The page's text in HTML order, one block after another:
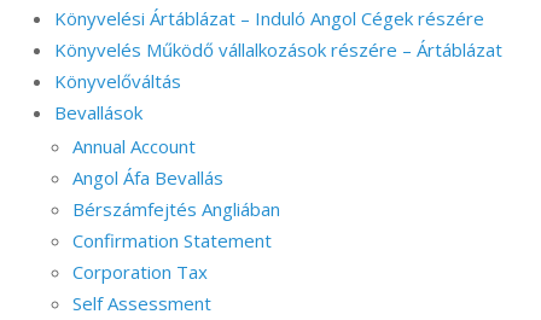
Könyvelési Ártáblázat – Induló Angol Cégek részére
Könyvelés Működő vállalkozások részére – Ártáblázat
Könyvelőváltás
Bevallások
Annual Account
Angol Áfa Bevallás
Bérszámfejtés Angliában
Confirmation Statement
Corporation Tax
Self Assessment